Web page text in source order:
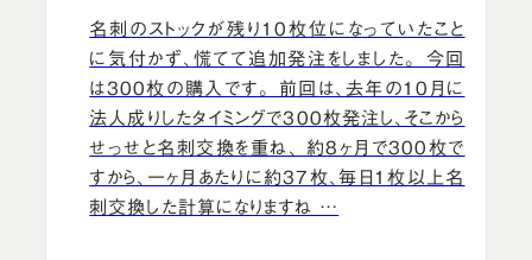
名刺のストックが残り10枚位になっていたこと
に気付かず、慌てて追加発注をしました。 今回
は300枚の購入です。 前回は、去年の10月に
法人成りしたタイミングで300枚発注し、そこから
せっせと名刺交換を重ね、 約8ヶ月で300枚で
すから、一ヶ月あたりに約37枚、毎日1枚以上名
刺交換した計算になりますね …